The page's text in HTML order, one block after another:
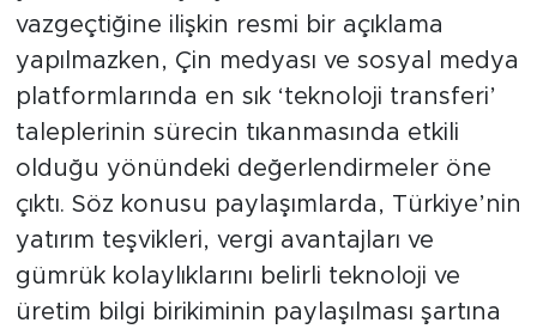
vazgeçtiğine ilişkin resmi bir açıklama
yapılmazken, Çin medyası ve sosyal medya
platformlarında en sık ‘teknoloji transferi’
taleplerinin sürecin tıkanmasında etkili
olduğu yönündeki değerlendirmeler öne
çıktı. Söz konusu paylaşımlarda, Türkiye’nin
yatırım teşvikleri, vergi avantajları ve
gümrük kolaylıklarını belirli teknoloji ve
üretim bilgi birikiminin paylaşılması şartına